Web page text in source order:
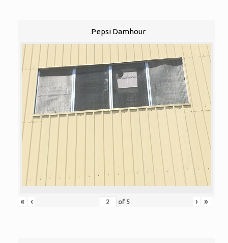
Pepsi Damhour
« ‹ of 5 › »